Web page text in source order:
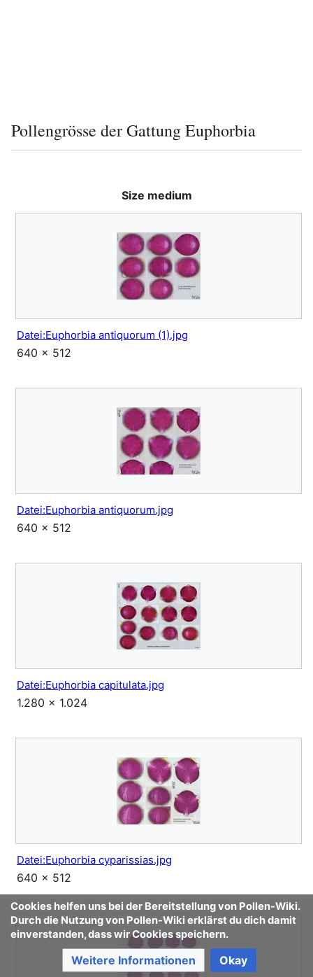
Pollengrösse der Gattung Euphorbia
Size medium
Datei:Euphorbia antiquorum (1).jpg
640 × 512
Datei:Euphorbia antiquorum.jpg
640 × 512
Datei:Euphorbia capitulata.jpg
1.280 × 1.024
Datei:Euphorbia cyparissias.jpg
640 × 512
Cookies helfen uns bei der Bereitstellung von Pollen-Wiki.
Durch die Nutzung von Pollen-Wiki erklärst du dich damit
einverstanden, dass wir Cookies speichern.
Weitere Informationen Okay